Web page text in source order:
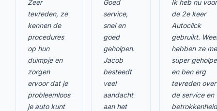
Zeer
tevreden, ze
kennen de
procedures
op hun
duimpje en
zorgen
ervoor dat je
probleemloos
je auto kunt
Goed
service,
snel en
goed
geholpen.
Jacob
besteedt
veel
aandacht
aan het
Ik heb nu voor
de 2e keer
Autoclick
gebruikt.
hebben ze me
super
en ben erg
tevreden over
de service en